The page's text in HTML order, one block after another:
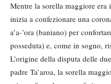
Mentre la sorella maggiore
inizia a confezionare una
a’a-’ora (baniano) per
posseduta) e, come in sogno,
L’origine della disputa delle
padre Ta’aroa, la sorella